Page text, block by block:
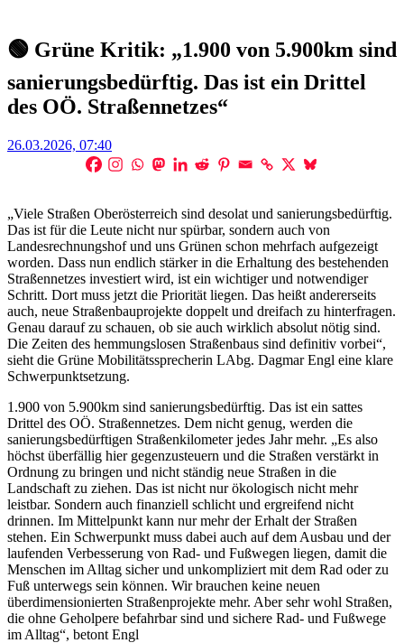
🟢 Grüne Kritik: „1.900 von 5.900km sind
sanierungsbedürftig. Das ist ein Drittel
des OÖ. Straßennetzes“
Posted
26.03.2026, 07:40
„Viele Straßen Oberösterreich sind desolat und sanierungsbedürftig.
Das ist für die Leute nicht nur spürbar, sondern auch von
Landesrechnungshof und uns Grünen schon mehrfach aufgezeigt
worden. Dass nun endlich stärker in die Erhaltung des bestehenden
Straßennetzes investiert wird, ist ein wichtiger und notwendiger
Schritt. Dort muss jetzt die Priorität liegen. Das heißt andererseits
auch, neue Straßenbauprojekte doppelt und dreifach zu hinterfragen.
Genau darauf zu schauen, ob sie auch wirklich absolut nötig sind.
Die Zeiten des hemmungslosen Straßenbaus sind definitiv vorbei“,
sieht die Grüne Mobilitätssprecherin LAbg. Dagmar Engl eine klare
Schwerpunktsetzung.
1.900 von 5.900km sind sanierungsbedürftig. Das ist ein sattes
Drittel des OÖ. Straßennetzes. Dem nicht genug, werden die
sanierungsbedürftigen Straßenkilometer jedes Jahr mehr. „Es also
höchst überfällig hier gegenzusteuern und die Straßen verstärkt in
Ordnung zu bringen und nicht ständig neue Straßen in die
Landschaft zu ziehen. Das ist nicht nur ökologisch nicht mehr
leistbar. Sondern auch finanziell schlicht und ergreifend nicht
drinnen. Im Mittelpunkt kann nur mehr der Erhalt der Straßen
stehen. Ein Schwerpunkt muss dabei auch auf dem Ausbau und der
laufenden Verbesserung von Rad- und Fußwegen liegen, damit die
Menschen im Alltag sicher und unkompliziert mit dem Rad oder zu
Fuß unterwegs sein können. Wir brauchen keine neuen
überdimensionierten Straßenprojekte mehr. Aber sehr wohl Straßen,
die ohne Geholpere befahrbar sind und sichere Rad- und Fußwege
im Alltag“, betont Engl